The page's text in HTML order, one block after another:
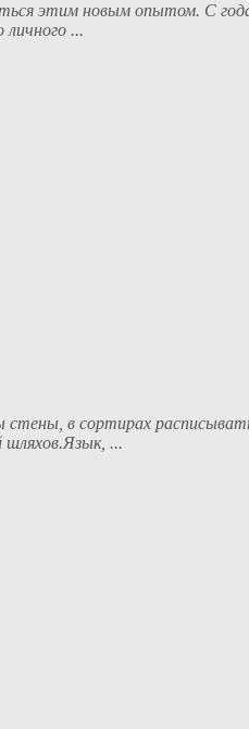
этим новым опытом. С
личного ...
в сортирах
шляхов.Язык, ...